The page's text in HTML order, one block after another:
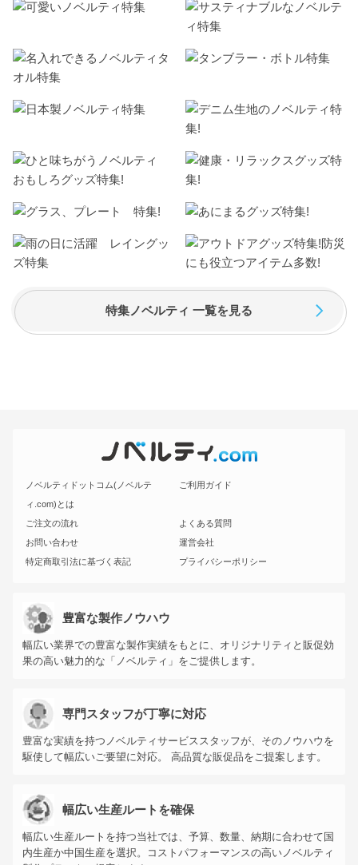
特集ノベルティ 一覧を見る
ノベルティドットコム(ノベルテ
ィ.com)とは
ご利用ガイド
ご注文の流れ
よくある質問
お問い合わせ
運営会社
特定商取引法に基づく表記
プライバシーポリシー
豊富な製作ノウハウ
幅広い業界での豊富な製作実績をもとに、オリジナリティと販促効
果の高い魅力的な「ノベルティ」をご提供します。
専門スタッフが丁寧に対応
豊富な実績を持つノベルティサービススタッフが、そのノウハウを
駆使して幅広いご要望に対応。 高品質な販促品をご提案します。
幅広い生産ルートを確保
幅広い生産ルートを持つ当社では、予算、数量、納期に合わせて国
内生産か中国生産を選択。コストパフォーマンスの高いノベルティ